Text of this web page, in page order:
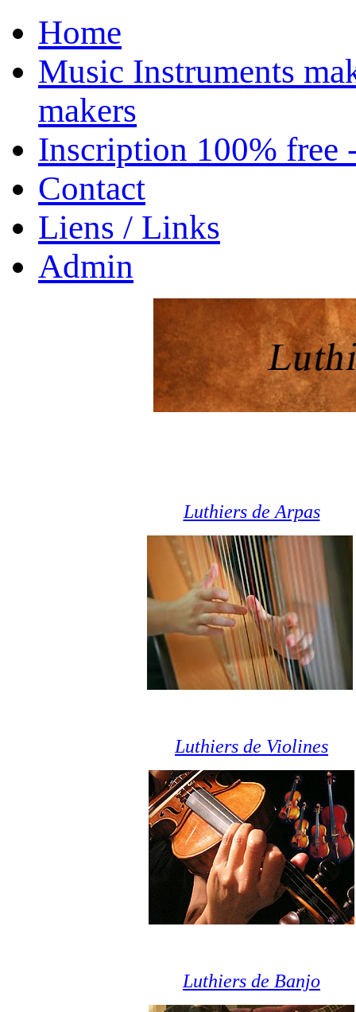
Home
Music Instruments
makers
Inscription 100% free
Contact
Liens / Links
Admin
Luthiers de Arpas
Luthiers de Violines
Luthiers de Banjo